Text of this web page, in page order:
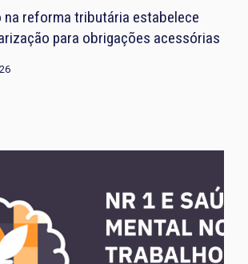
na reforma tributária estabelece
para obrigações acessórias